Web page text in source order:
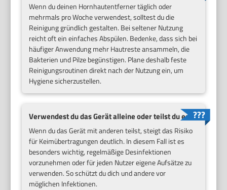
Wenn du deinen Hornhautentferner täglich oder
mehrmals pro Woche verwendest, solltest du die
Reinigung gründlich gestalten. Bei seltener Nutzung
reicht oft ein einfaches Abspülen. Bedenke, dass sich bei
häufiger Anwendung mehr Hautreste ansammeln, die
Bakterien und Pilze begünstigen. Plane deshalb feste
Reinigungsroutinen direkt nach der Nutzung ein, um
Hygiene sicherzustellen.
Verwendest du das Gerät alleine oder teilst du es?
Wenn du das Gerät mit anderen teilst, steigt das Risiko
für Keimübertragungen deutlich. In diesem Fall ist es
besonders wichtig, regelmäßige Desinfektionen
vorzunehmen oder für jeden Nutzer eigene Aufsätze zu
verwenden. So schützt du dich und andere vor
möglichen Infektionen.